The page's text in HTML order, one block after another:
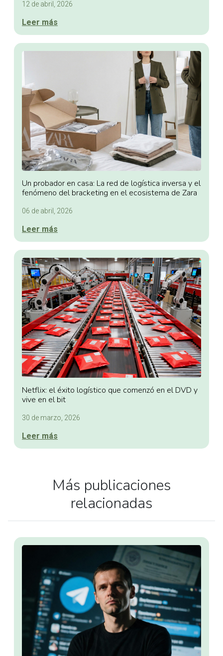
12 de abril, 2026
Leer más
Un probador en casa: La red de logística inversa y el
fenómeno del bracketing en el ecosistema de Zara
06 de abril, 2026
Leer más
Netflix: el éxito logístico que comenzó en el DVD y
vive en el bit
30 de marzo, 2026
Leer más
Más publicaciones
relacionadas